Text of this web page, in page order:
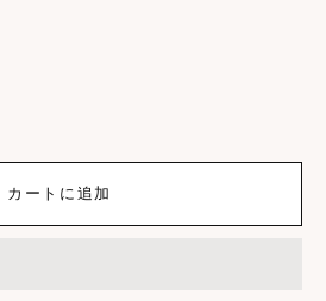
カートに追加